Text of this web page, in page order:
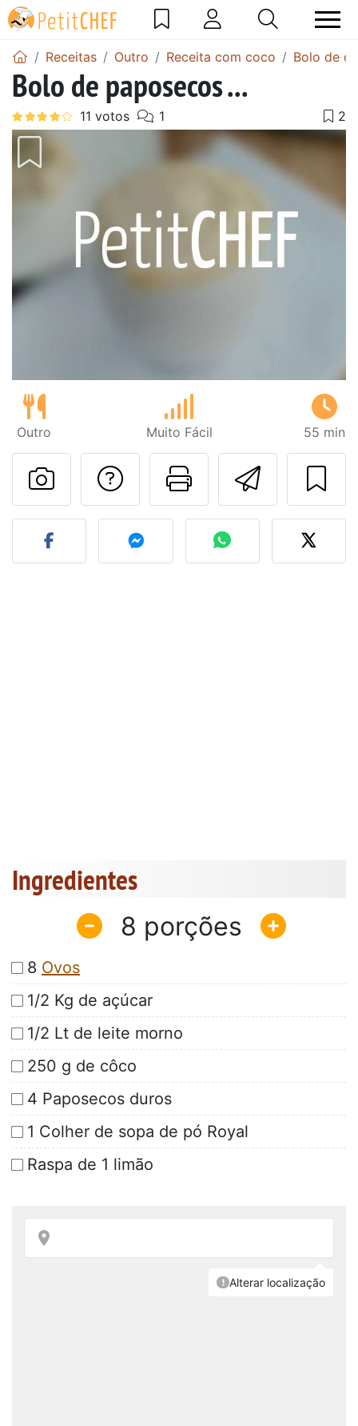
Receitas Outro Receita com coco Bolo de
Bolo de paposecos ...
Outro Muito Fácil 55 min
Imprima
Falar com o autor
Fez esta receita?
Ingredientes
8
8 Ovos
1/2 Kg de açúcar
1/2 Lt de leite morno
250 g de côco
4 Paposecos duros
1 Colher de sopa de pó Royal
Raspa de 1 limão